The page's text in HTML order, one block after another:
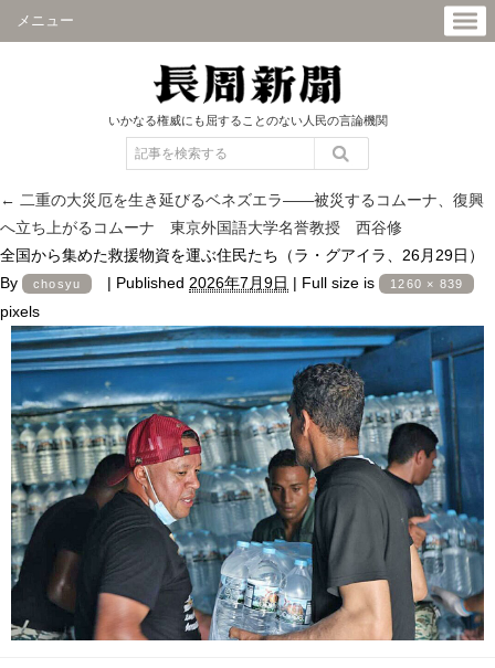
メニュー
いかなる権威にも屈することのない人民の言論機関
← 二重の大災厄を生き延びるベネズエラ――被災するコムーナ、復興
へ立ち上がるコムーナ 東京外国語大学名誉教授 西谷修
全国から集めた救援物資を運ぶ住民たち（ラ・グアイラ、26月29日）
By
chosyu | Published 2026年7月9日 | Full size is 1260 × 839
pixels